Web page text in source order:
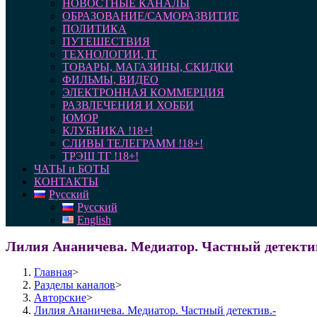
НОВОСТНЫЕ КАНАЛЫ
ОБРАЗОВАНИЕ/САМОРАЗВИТИЕ
ПОЛИТИКА
ПУТЕШЕСТВИЯ
ТЕХНОЛОГИИ, IT
ТОВАРЫ, МАГАЗИНЫ, СКИДКИ
ФИЛЬМЫ, ВИДЕО
ЭЛЕКТРОННАЯ КОММЕРЦИЯ
РАЗВЛЕЧЕНИЯ И ХОББИ
ЮМОР
КЛУБНИКА !18+!
СЛИВЫ ТЕЛЕГРАММ !18+!
ТРЭШ ТГ !18+!
ЧАТЫ и БОТЫ
КОНТАКТЫ
Русский
Русский
English
Лилия Ананичева. Медиатор. Частный
Главная>
Разделы каналов>
Авторские>
Лилия Ананичева. Медиатор. Частный детектив.-